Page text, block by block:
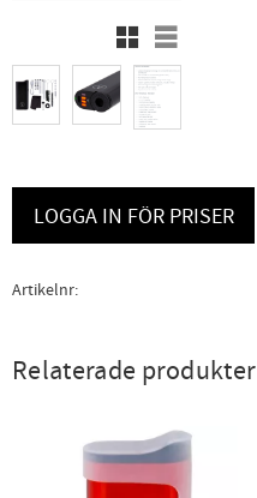
Rutnätsvy
Listvy
LOGGA IN FÖR PRISER
Artikelnr
Relaterade produkter